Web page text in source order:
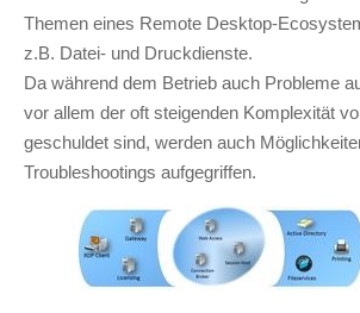
Themen eines Remote Desktop-
z.B. Datei- und Druckdienste.
Da während dem Betrieb auch Probleme
vor allem der oft steigenden Komplexität
geschuldet sind, werden auch
Troubleshootings aufgegriffen.